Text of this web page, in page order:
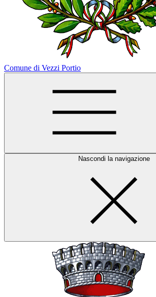
Comune di Vezzi Portio
Nascondi la navigazione